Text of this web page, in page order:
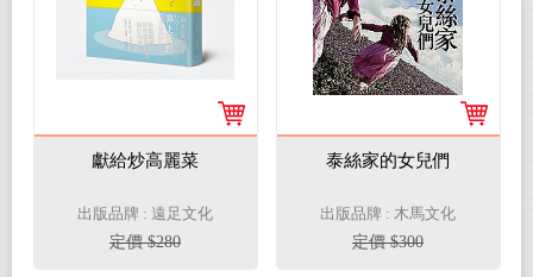
獻給炒高麗菜
出版品牌 : 遠足文化
定價 $280
泰絲家的女兒們
出版品牌 : 木馬文化
定價 $300